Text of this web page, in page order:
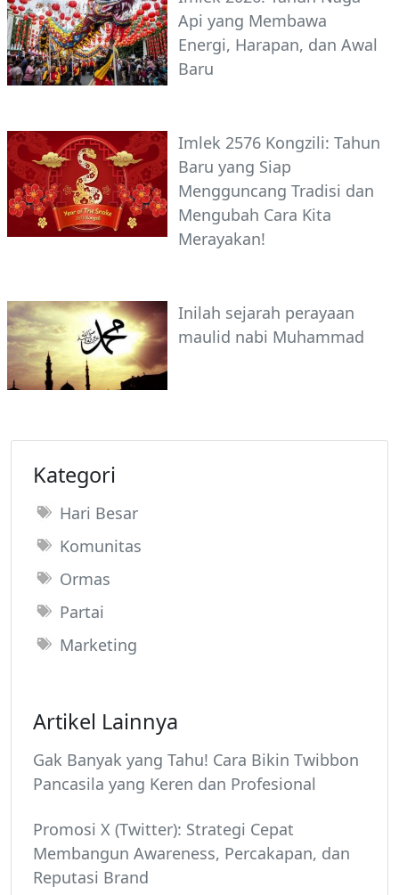
Api yang Membawa
Energi, Harapan, dan Awal
Baru
Imlek 2576 Kongzili: Tahun
Baru yang Siap
Mengguncang Tradisi dan
Mengubah Cara Kita
Merayakan!
Inilah sejarah perayaan
maulid nabi Muhammad
Kategori
Hari Besar
Komunitas
Ormas
Partai
Marketing
Artikel Lainnya
Gak Banyak yang Tahu! Cara Bikin Twibbon
Pancasila yang Keren dan Profesional
Promosi X (Twitter): Strategi Cepat
Membangun Awareness, Percakapan, dan
Reputasi Brand